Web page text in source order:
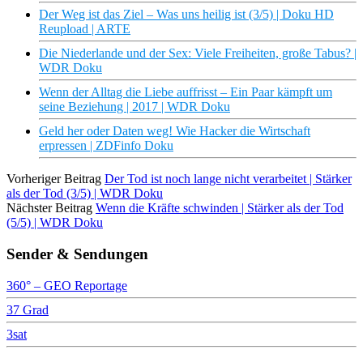
Der Weg ist das Ziel – Was uns heilig ist (3/5) | Doku HD
Reupload | ARTE
Die Niederlande und der Sex: Viele Freiheiten, große Tabus? |
WDR Doku
Wenn der Alltag die Liebe auffrisst – Ein Paar kämpft um
seine Beziehung | 2017 | WDR Doku
Geld her oder Daten weg! Wie Hacker die Wirtschaft
erpressen | ZDFinfo Doku
Vorheriger Beitrag Der Tod ist noch lange nicht verarbeitet | Stärker
als der Tod (3/5) | WDR Doku
Nächster Beitrag Wenn die Kräfte schwinden | Stärker als der Tod
(5/5) | WDR Doku
Sender & Sendungen
360° – GEO Reportage
37 Grad
3sat